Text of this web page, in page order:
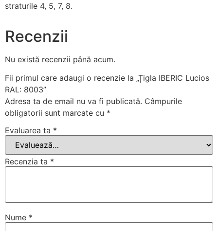
straturile 4, 5, 7, 8.
Recenzii
Nu există recenzii până acum.
Fii primul care adaugi o recenzie la „Țigla IBERIC Lucios
RAL: 8003”
Adresa ta de email nu va fi publicată. Câmpurile
obligatorii sunt marcate cu *
Evaluarea ta *
Recenzia ta *
Nume *